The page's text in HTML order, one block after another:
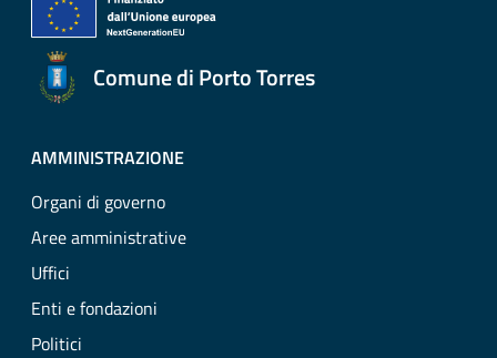
Comune di Porto Torres
AMMINISTRAZIONE
Organi di governo
Aree amministrative
Uffici
Enti e fondazioni
Politici